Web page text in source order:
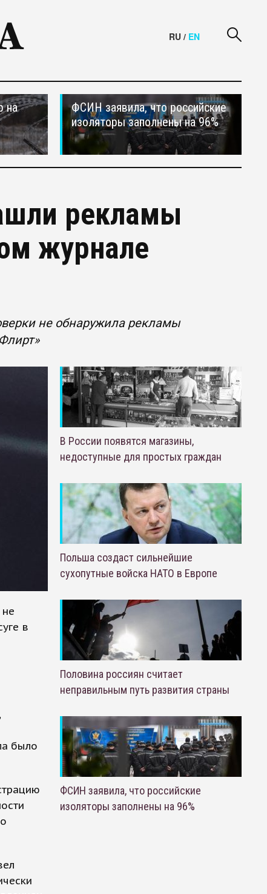
RU / EN
на
ФСИН заявила, что российские
изоляторы заполнены на 96%
рекламы
журнале
не обнаружила рекламы
в
было
В России появятся магазины,
недоступные для простых граждан
Польша создаст сильнейшие
сухопутные войска НАТО в Европе
Половина россиян считает
неправильным путь развития страны
ФСИН заявила, что российские
изоляторы заполнены на 96%